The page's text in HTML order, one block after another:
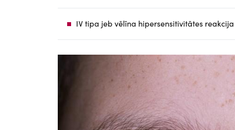
IV tipa jeb vēlīna hipersensitivitātes